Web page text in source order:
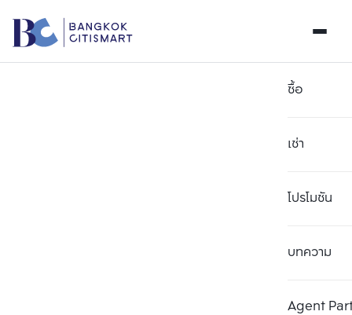
ซื้อ
เช่า
โปรโมชัน
บทความ
Agent